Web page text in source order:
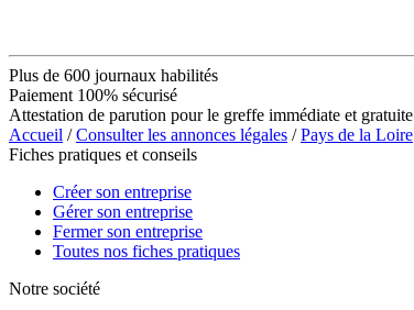
Plus de 600 journaux habilités
Paiement 100% sécurisé
Attestation de parution pour le greffe immédiate et gratuite
Accueil /Consulter les annonces légales /Pays de la Loire
Fiches pratiques et conseils
Créer son entreprise
Gérer son entreprise
Fermer son entreprise
Toutes nos fiches pratiques
Notre société